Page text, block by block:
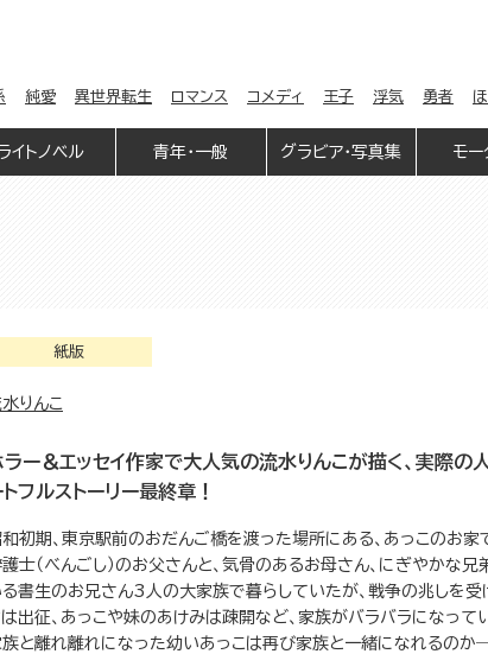
純愛 異世界転生 ロマンス コメディ 王子 浮気 勇者
イトノベル 青年・一般 グラビア・写真集 モー
紙版
りんこ
ラー＆エッセイ作家で大人気の流水りんこが描く、実際の
フルストーリー最終章！
初期、東京駅前のおだんご橋を渡った場所にある、あっこのお家
士（べんごし）のお父さんと、気骨のあるお母さん、にぎやかな
書生のお兄さん3人の大家族で暮らしていたが、戦争の兆しを受
出征、あっこや妹のあけみは疎開など、家族がバラバラになってい
と離れ離れになった幼いあっこは再び家族と一緒になれるのか